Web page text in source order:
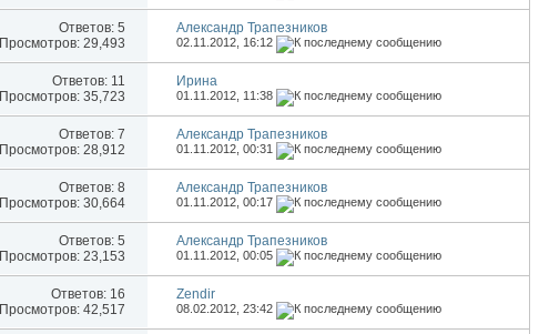
Ответов: 5
Просмотров: 29,493
Александр Трапезников
02.11.2012, 16:12
Ответов: 11
Просмотров: 35,723
Иринa
01.11.2012, 11:38
Ответов: 7
Просмотров: 28,912
Александр Трапезников
01.11.2012,00:31
Ответов: 8
Просмотров: 30,664
Александр Трапезников
01.11.2012,00:17
Ответов: 5
Просмотров: 23,153
Александр Трапезников
01.11.2012,00:05
Ответов: 16
Просмотров: 42,517
Zendir
08.02.2012,23:42